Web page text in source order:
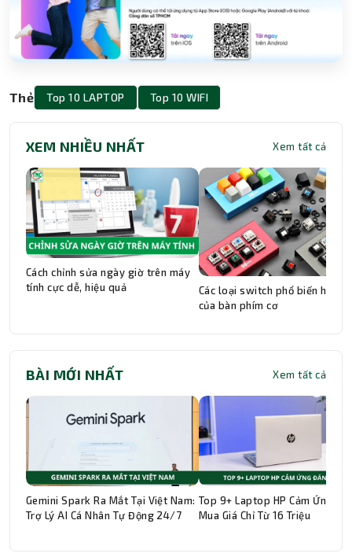
Thẻ Top 10 LAPTOP Top 10 WIFI
XEM NHIỀU NHẤT Xem tất cả
Cách chỉnh sửa ngày giờ trên máy
tính cực dễ, hiệu quả
Các loại switch phổ biến hiện
của bàn phím cơ
BÀI MỚI NHẤT Xem tất cả
Gemini Spark Ra Mắt Tại Việt Nam:
Trợ Lý AI Cá Nhân Tự Động 24/7
Top 9+ Laptop HP Cảm Ứng
Mua Giá Chỉ Từ 16 Triệu